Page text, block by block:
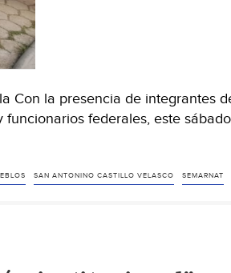
Con la presencia de integrantes
federales, este
SAN ANTONINO CASTILLO VELASCO SEMARNAT